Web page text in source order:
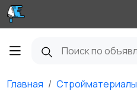
Главная Стройматериалы